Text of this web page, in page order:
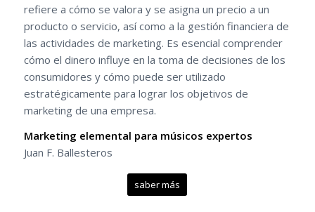
refiere a cómo se valora y se asigna un precio a un
producto o servicio, así como a la gestión financiera de
las actividades de marketing. Es esencial comprender
cómo el dinero influye en la toma de decisiones de los
consumidores y cómo puede ser utilizado
estratégicamente para lograr los objetivos de
marketing de una empresa.
Marketing elemental para músicos expertos
Juan F. Ballesteros
saber más